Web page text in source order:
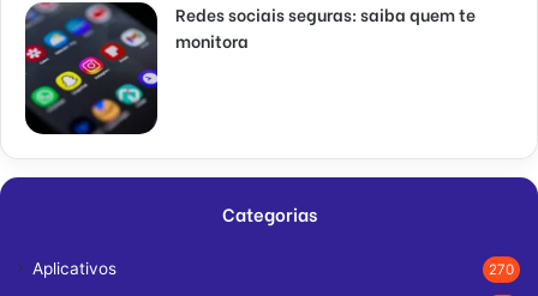
Redes sociais seguras: saiba quem te
monitora
Categorias
Aplicativos 270